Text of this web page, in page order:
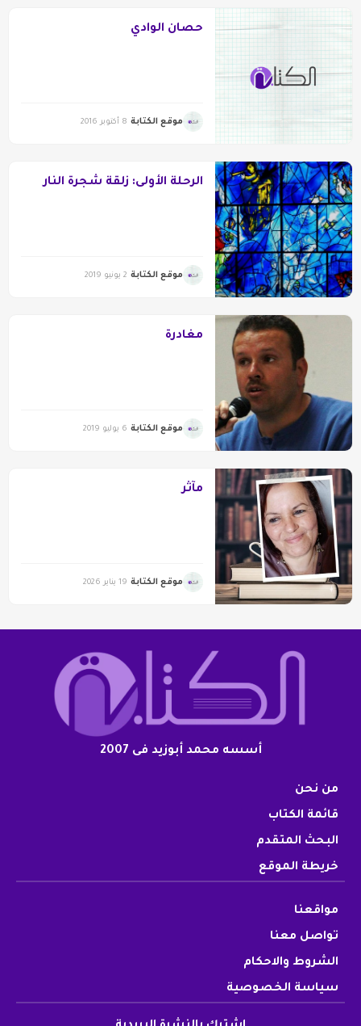
حصان الوادي
موقع الكتابة 8 أكتوبر 2016
الرحلة الأولى: زلقة شجرة النار
موقع الكتابة 2 يونيو 2019
مغادرة
موقع الكتابة 6 يوليو 2019
مآثر
موقع الكتابة 19 يناير 2026
أسسه محمد أبوزيد فى 2007
من نحن
قائمة الكتاب
البحث المتقدم
خريطة الموقع
مواقعنا
تواصل معنا
الشروط والاحكام
سياسة الخصوصية